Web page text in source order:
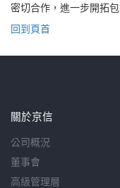
密切合作，進一步開拓
回到頁首
關於京信
公司概況
董事會
高級管理層